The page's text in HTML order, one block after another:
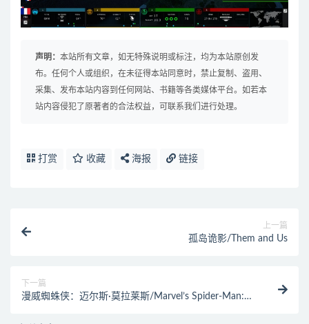
声明： 本站所有文章，如无特殊说明或标注，均为本站原创发
布。任何个人或组织，在未征得本站同意时，禁止复制、盗用、
采集、发布本站内容到任何网站、书籍等各类媒体平台。如若本
站内容侵犯了原著者的合法权益，可联系我们进行处理。
打赏 收藏 海报 链接
上一篇
孤岛诡影/Them and Us
下一篇
漫威蜘蛛侠：迈尔斯·莫拉莱斯/Marvel’s Spider-Man: